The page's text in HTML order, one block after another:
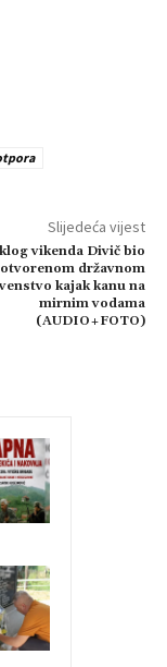
Slijedeća vijest
vikenda Divič bio
državnom
kajak kanu na
mirnim vodama
(AUDIO+FOTO)